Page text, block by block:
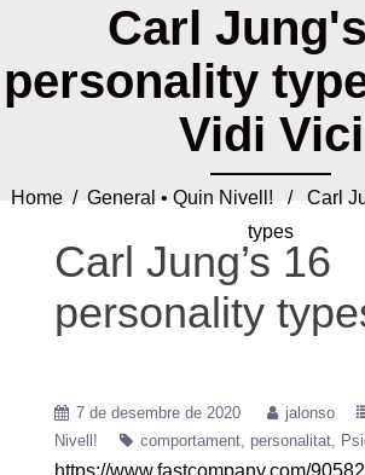
Carl
personality
Vidi Vici
Home / General • Quin Nivell! / Carl
types
Carl Jung’s 16
personality
7 de desembre de 2020 jalonso
Nivell!
comportament personalitat
https://www.fastcompany.com/